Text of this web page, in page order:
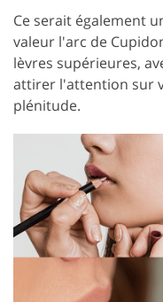
Ce serait également
valeur l'arc de
lèvres supérieures,
attirer l'attention sur
plénitude.